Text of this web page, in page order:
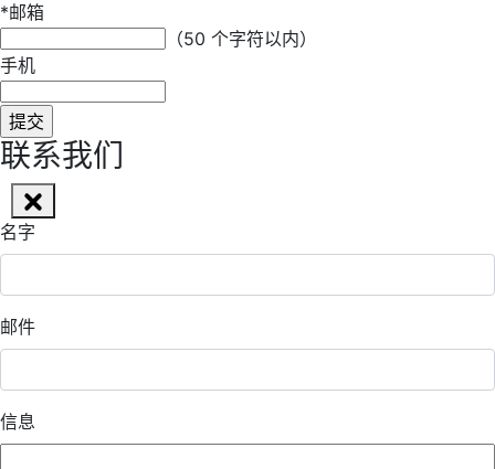
*邮箱
（50 个字符以内）
手机
联系我们
名字
邮件
信息